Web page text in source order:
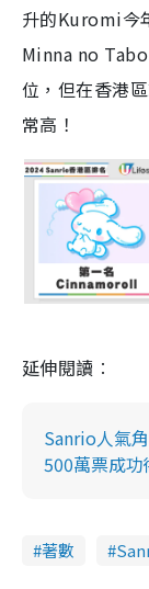
升的Kuromi今
Minna no
位，但在香港
常高！
延伸閱讀︰
Sanrio人氣
500萬票成
著數